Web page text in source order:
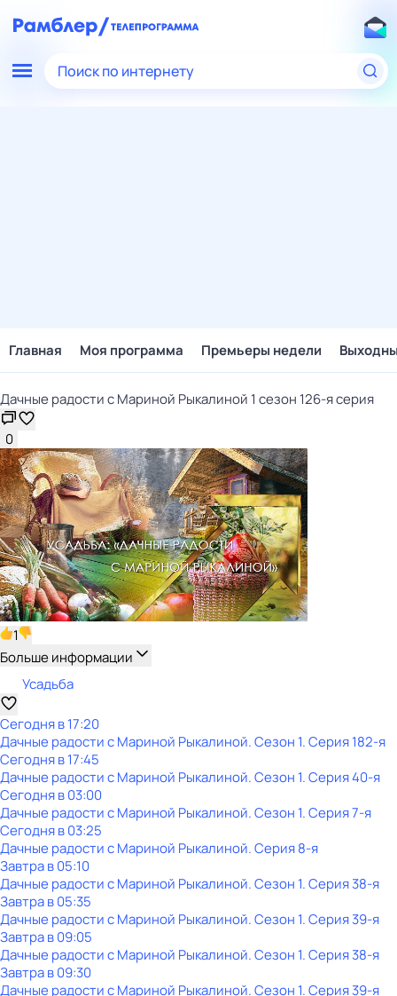
Поиск по интернету
Главная Моя программа Премьеры недели
Дачные радости с Мариной Рыкалиной 1 сезон 126-я серия
0
1
Больше информации
Усадьба
Сегодня в 17:20
Дачные радости с Мариной Рыкалиной. Сезон 1. Серия 182-я
Сегодня в 17:45
Дачные радости с Мариной Рыкалиной. Сезон 1. Серия 40-я
Сегодня в 03:00
Дачные радости с Мариной Рыкалиной. Сезон 1. Серия 7-я
Сегодня в 03:25
Дачные радости с Мариной Рыкалиной. Серия 8-я
Завтра в 05:10
Дачные радости с Мариной Рыкалиной. Сезон 1. Серия 38-я
Завтра в 05:35
Дачные радости с Мариной Рыкалиной. Сезон 1. Серия 39-я
Завтра в 09:05
Дачные радости с Мариной Рыкалиной. Сезон 1. Серия 38-я
Завтра в 09:30
Дачные радости с Мариной Рыкалиной. Сезон 1. Серия 39-я